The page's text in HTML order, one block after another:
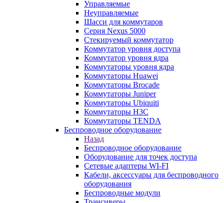
Управляемые
Неуправляемые
Шасси для коммутаров
Серия Nexus 5000
Стекируемый коммутатор
Коммутатор уровня доступа
Коммутатор уровня ядра
Коммутаторы уровня ядра
Коммутаторы Huawei
Коммутаторы Brocade
Коммутаторы Juniper
Коммутаторы Ubiquiti
Коммутаторы H3C
Коммутаторы TENDA
Беспроводное оборудование
Назад
Беспроводное оборудование
Оборудование для точек доступа
Сетевые адаптеры WI-FI
Кабели, аксессуары для беспроводного
оборудования
Беспроводные модули